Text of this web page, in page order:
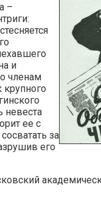
–
и
членам
крупного
невеста
ее с
за
его